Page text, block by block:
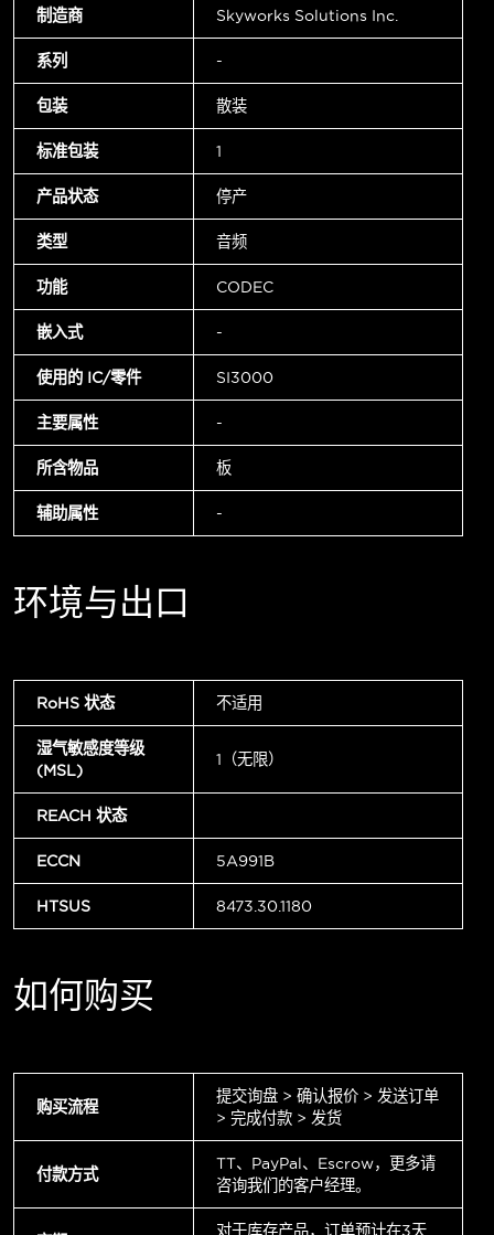
制造商 Skyworks Solutions Inc.
系列 -
包装 散装
标准包装 1
产品状态 停产
类型 音频
功能 CODEC
嵌入式 -
使用的 IC/零件 SI3000
主要属性 -
所含物品 板
辅助属性 -
环境与出口
RoHS 状态 不适用
湿气敏感度等级
(MSL)
1（无限）
REACH 状态
ECCN 5A991B
HTSUS 8473.30.1180
如何购买
购买流程
提交询盘 > 确认报价 > 发送订单
> 完成付款 > 发货
付款方式
TT、PayPal、Escrow，更多请
咨询我们的客户经理。
对于库存产品，订单预计在3天